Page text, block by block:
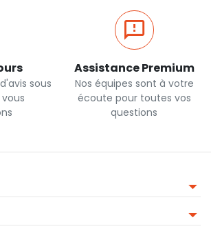
sous
vous
Assistance Premium
Nos équipes sont à votre
écoute pour toutes vos
questions